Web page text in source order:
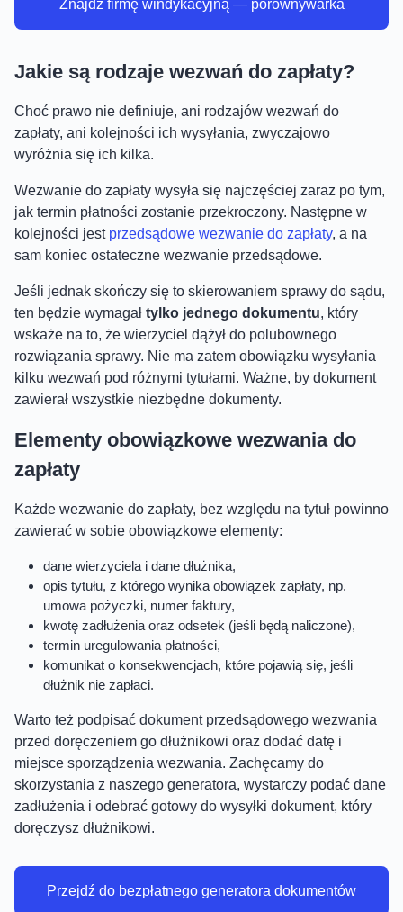
Znajdź firmę windykacyjną — porównywarka
Jakie są rodzaje wezwań do zapłaty?
Choć prawo nie definiuje, ani rodzajów wezwań do
zapłaty, ani kolejności ich wysyłania, zwyczajowo
wyróżnia się ich kilka.
Wezwanie do zapłaty wysyła się najczęściej zaraz po tym,
jak termin płatności zostanie przekroczony. Następne w
kolejności jestprzedsądowe wezwanie do zapłaty, a na
sam koniec ostateczne wezwanie przedsądowe.
Jeśli jednak skończy się to skierowaniem sprawy do sądu,
ten będzie wymagał tylko jednego dokumentu, który
wskaże na to, że wierzyciel dążył do polubownego
rozwiązania sprawy. Nie ma zatem obowiązku wysyłania
kilku wezwań pod różnymi tytułami. Ważne, by dokument
zawierał wszystkie niezbędne dokumenty.
Elementy obowiązkowe wezwania do
zapłaty
Każde wezwanie do zapłaty, bez względu na tytuł powinno
zawierać w sobie obowiązkowe elementy:
dane wierzyciela i dane dłużnika,
opis tytułu, z którego wynika obowiązek zapłaty, np.
umowa pożyczki, numer faktury,
kwotę zadłużenia oraz odsetek (jeśli będą naliczone),
termin uregulowania płatności,
komunikat o konsekwencjach, które pojawią się, jeśli
dłużnik nie zapłaci.
Warto też podpisać dokument przedsądowego wezwania
przed doręczeniem go dłużnikowi oraz dodać datę i
miejsce sporządzenia wezwania. Zachęcamy do
skorzystania z naszego generatora, wystarczy podać dane
zadłużenia i odebrać gotowy do wysyłki dokument, który
doręczysz dłużnikowi.
Przejdź do bezpłatnego generatora dokumentów